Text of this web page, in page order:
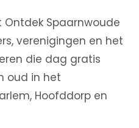
Ontdek Spaarnwoude
verenigingen en het
die dag gratis
oud in het
Hoofddorp en